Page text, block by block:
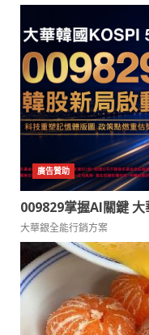
009829掌握AI關鍵
大華銀全能行銷方案